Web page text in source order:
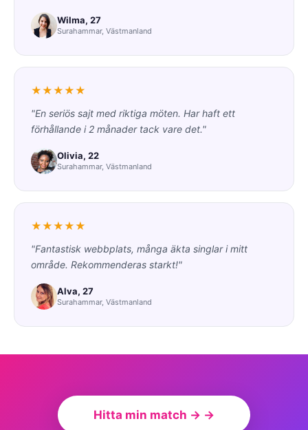
Wilma, 27
Surahammar, Västmanland
★★★★★
"En seriös sajt med riktiga möten. Har haft ett
förhållande i 2 månader tack vare det."
Olivia, 22
Surahammar, Västmanland
★★★★★
"Fantastisk webbplats, många äkta singlar i mitt
område. Rekommenderas starkt!"
Alva, 27
Surahammar, Västmanland
Hitta min match → →